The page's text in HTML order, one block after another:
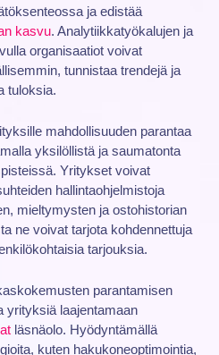
ja edistää
kasvu. Analytiikkatyökalujen ja
organisaatiot voivat
tunnistaa trendejä ja
tuloksia.
mahdollisuuden parantaa
yksilöllistä ja saumatonta
Yritykset voivat
hallintaohjelmistoja
mieltymysten ja ostohistorian
ne voivat tarjota kohdennettuja
tarjouksia.
parantamisen
yrityksiä laajentamaan
läsnäolo. Hyödyntämällä
kuten hakukoneoptimointia,